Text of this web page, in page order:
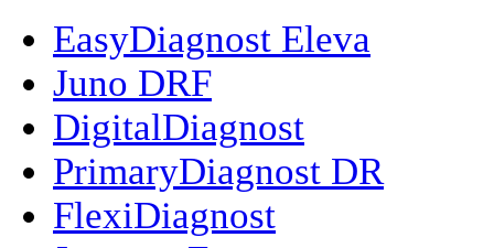
EasyDiagnost Eleva
Juno DRF
DigitalDiagnost
PrimaryDiagnost DR
FlexiDiagnost